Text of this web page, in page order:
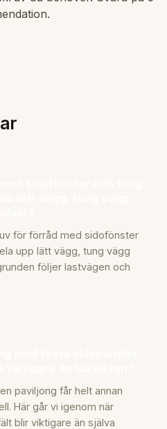
för förråd med sidofönster
upp lätt vägg, tung vägg
följer lastvägen och
paviljong får helt annan
Här går vi igenom när
blir viktigare än själva